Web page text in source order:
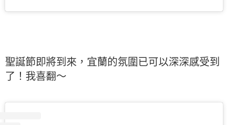
聖誕節即將到來，宜蘭的氛圍已可以深深感受到
了！我喜翻～